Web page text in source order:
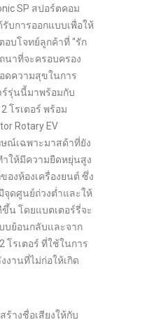
SP สปอร์ตคอม
บการออกแบบเพื่อให้
บโจทย์ลูกค้าที่ “รัก
นาที่จะครอบครอง
ดความสุขในการ
รุ่นนี้มาพร้อมกับ
โรเตอร์ พร้อม
Rotary EV
ณ์เฉพาะมาสด้าที่ยัง
ให้มีความยืดหยุ่นสูง
องห้องเครื่องยนต์ ซึ่ง
ดศูนย์ถ่วงต่ำและให้
น โดยแบตเตอร์รี่จะ
บย้อนกลับและจาก
โรเตอร์ ที่ใช้ในการ
งานที่ไม่ก่อให้เกิด
างชื่อเสียงให้กับ